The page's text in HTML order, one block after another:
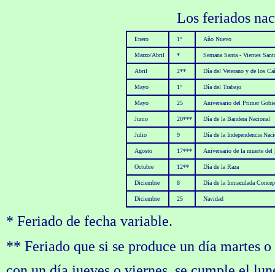
Los feriados
Enero 1° Año Nuevo
Marzo/Abril * Semana Santa - Viernes
Abril 2** Día del Veterano y de los
Mayo 1° Día del Trabajo
Mayo 25 Aniversario del Primer
Junio 20*** Día de la Bandera Nacional
Julio 9 Día de la Independencia
Agosto 17*** Aniversario de la muerte del
Octubre 12** Día de la Raza
Diciembre 8 Día de la Inmaculada
Diciembre 25 Navidad
* Feriado de fecha variable.
** Feriado que si se produce un día martes